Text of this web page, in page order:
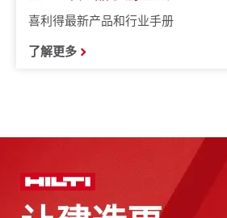
喜利得最新产品和行业手册
了解更多